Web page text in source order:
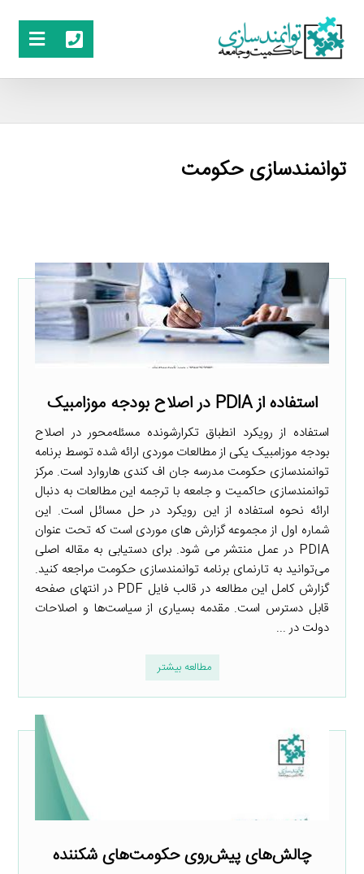
توانمندسازی حکومت
استفاده از PDIA در اصلاح بودجه موزامبیک
استفاده از رویکرد انطباق تکرارشونده مسئله‌محور در اصلاح
بودجه موزامبیک یکی از مطالعات موردی ارائه شده توسط برنامه
توانمندسازی حکومت مدرسه جان اف کندی هاروارد است. مرکز
توانمندسازی حاکمیت و جامعه با ترجمه این مطالعات به دنبال
ارائه نحوه استفاده از این رویکرد در حل مسائل است. این
شماره اول از مجموعه گزارش های موردی است که تحت عنوان
PDIA در عمل منتشر می شود. برای دستیابی به مقاله اصلی
می‌توانید به تارنمای برنامه توانمندسازی حکومت مراجعه کنید.
گزارش کامل این مطالعه در قالب فایل PDF در انتهای صفحه
قابل دسترس است. مقدمه بسیاری از سیاست‌ها و اصلاحات
دولت در ...
مطالعه بیشتر
چالش‌های پیش‌روی حکومت‌های شکننده